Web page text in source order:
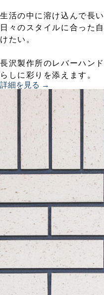
生活の中に溶け込んで長
日々のスタイルに合った
けたい。
長沢製作所のレバーハン
らしに彩りを添えます。
詳細を見る →